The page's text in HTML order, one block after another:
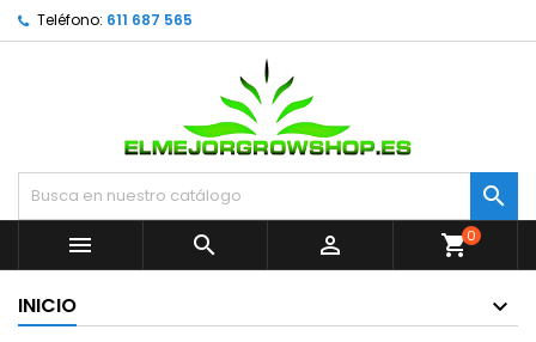
Teléfono: 611 687 565


  shopping_cart0
INICIO